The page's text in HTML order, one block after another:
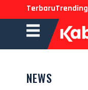
TerbaruTrending
NEWS